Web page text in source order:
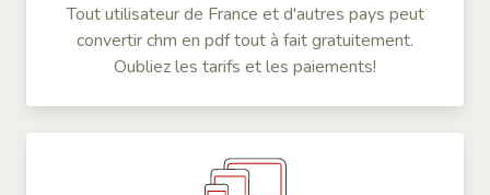
Tout utilisateur de France et d'autres pays peut
convertir chm en pdf tout à fait gratuitement.
Oubliez les tarifs et les paiements!